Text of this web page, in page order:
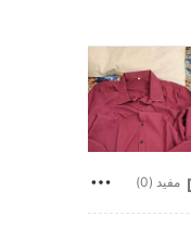
مفيد (0)